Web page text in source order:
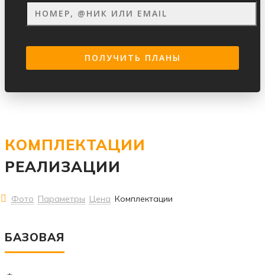
КОМПЛЕКТАЦИИ
РЕАЛИЗАЦИИ
Фото Параметры Цена Комплектации
БАЗОВАЯ